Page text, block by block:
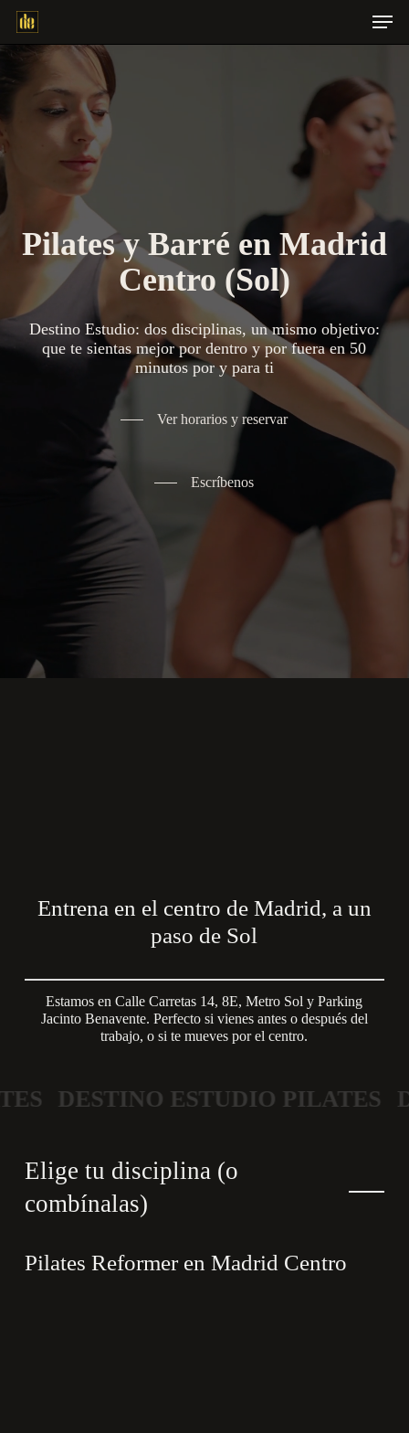
Skip
content
Menu
Pilates y Barré en Madrid
Centro (Sol)
Destino Estudio: dos disciplinas, un mismo objetivo:
que te sientas mejor por dentro y por fuera en 50
minutos por y para ti
Ver horarios y reservar
Escríbenos
Entrena en el centro de Madrid, a un
paso de Sol
Estamos en Calle Carretas 14, 8E, Metro Sol y Parking
Jacinto Benavente. Perfecto si vienes antes o después del
trabajo, o si te mueves por el centro.
DESTINO ESTUDIO PILATES
Elige tu disciplina (o
combínalas)
Pilates Reformer en Madrid Centro